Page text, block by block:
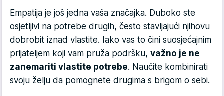
Empatija je još jedna vaša značajka. Duboko ste
osjetljivi na potrebe drugih, često stavljajući njihovu
dobrobit iznad vlastite. Iako vas to čini suosjećajnim
prijateljem koji vam pruža podršku, važno je ne
zanemariti vlastite potrebe. Naučite kombinirati
svoju želju da pomognete drugima s brigom o sebi.